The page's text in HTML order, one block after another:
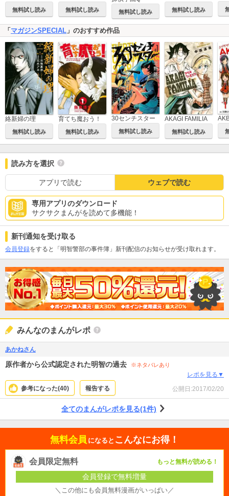
無料試し読み 無料試し読み 無料試し読み 無料試し読み
「 マガジンSPECIAL 」のおすすめ作品
絡新婦の理
無料試し読み
育てち魔おう！
無料試し読み
30センチスター
無料試し読み
AKAGI FAMILIA
無料試し読み
読み方を選択
アプリで読む ウェブで読む
専用アプリのダウンロード
サクサクまんがを読めて多機能！
新刊通知を受け取る
会員登録をすると「明智警部の事件簿」新刊配信のお知らせが受け取れます。
みんなのまんがレポ
あかねさん
原作者から公式認定された明智の過去 ※ネタバレあり
レポを見る▼
参考になった(40) 報告する 公開日:2017/02/20
全てのまんがレポを見る(1件)
無料会員 になると こんなにお得！
会員限定無料 もっと無料が読める！
会員登録で無料増量
＼この他にも会員無料漫画がいっぱい／